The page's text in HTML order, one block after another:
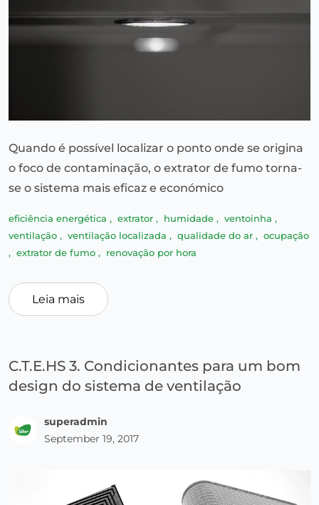
Quando é possível localizar o ponto onde se origina
o foco de contaminação, o extrator de fumo torna-
se o sistema mais eficaz e económico
eficiência energética , extrator , humidade , ventoinha ,
ventilação , ventilação localizada , qualidade do ar , ocupação
, extrator de fumo , renovação por hora
Leia mais
C.T.E.HS 3. Condicionantes para um bom
design do sistema de ventilação
superadmin
September 19, 2017